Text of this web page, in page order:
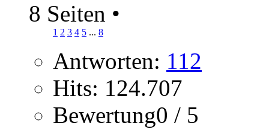
8 Seiten •
1 2 3 4 5 ... 8
Antworten: 112
Hits: 124.707
Bewertung0 / 5